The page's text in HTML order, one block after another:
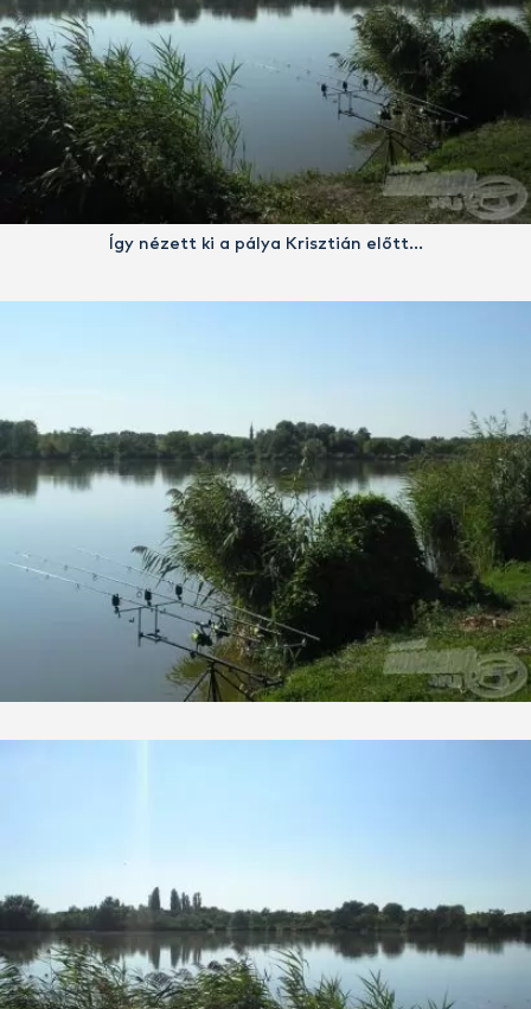
Így nézett ki a pálya Krisztián előtt…